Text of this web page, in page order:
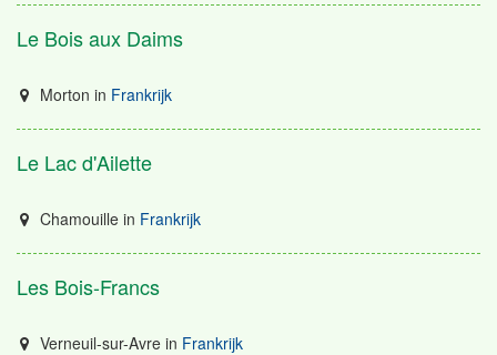
Le Bois aux Daims
Morton in Frankrijk
Le Lac d'Ailette
Chamouillein Frankrijk
Les Bois-Francs
Verneuil-sur-Avrein Frankrijk